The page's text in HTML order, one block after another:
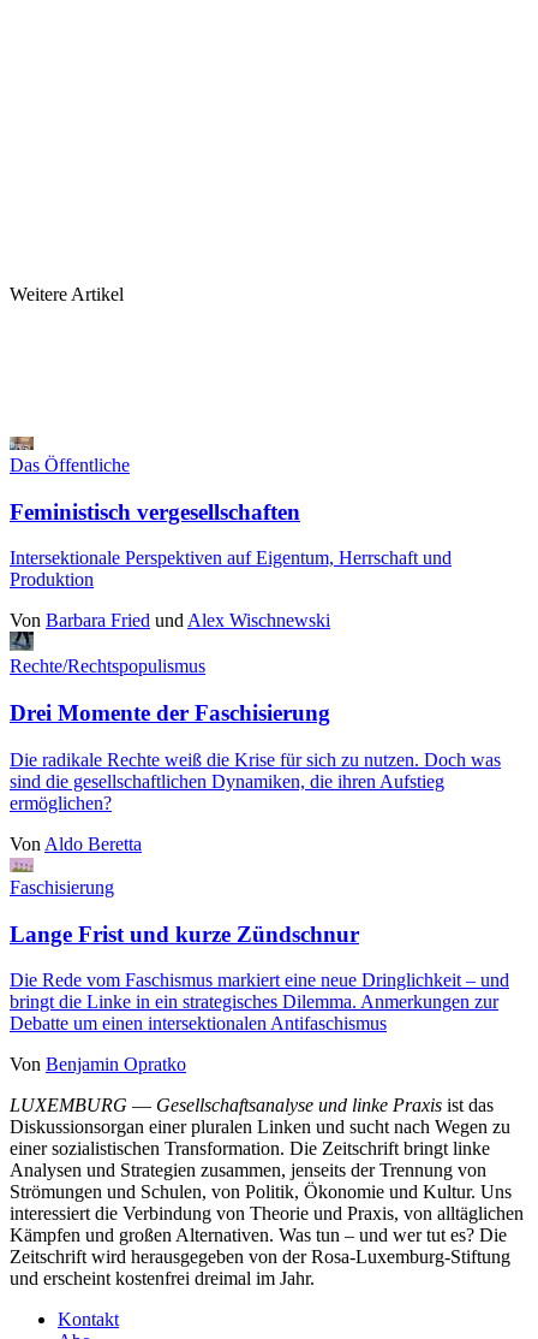
Weitere Artikel
Das Öffentliche
Feministisch vergesellschaften
Intersektionale Perspektiven auf Eigentum, Herrschaft und
Produktion
Von Barbara Fried undAlex Wischnewski
Rechte/Rechtspopulismus
Drei Momente der Faschisierung
Die radikale Rechte weiß die Krise für sich zu nutzen. Doch was
sind die gesellschaftlichen Dynamiken, die ihren Aufstieg
ermöglichen?
Von Aldo Beretta
Faschisierung
Lange Frist und kurze Zündschnur
Die Rede vom Faschismus markiert eine neue Dringlichkeit – und
bringt die Linke in ein strategisches Dilemma. Anmerkungen zur
Debatte um einen intersektionalen Antifaschismus
Von Benjamin Opratko
LUXEMBURG — Gesellschaftsanalyse und linke Praxis ist das
Diskussionsorgan einer pluralen Linken und sucht nach Wegen zu
einer sozialistischen Transformation. Die Zeitschrift bringt linke
Analysen und Strategien zusammen, jenseits der Trennung von
Strömungen und Schulen, von Politik, Ökonomie und Kultur. Uns
interessiert die Verbindung von Theorie und Praxis, von alltäglichen
Kämpfen und großen Alternativen. Was tun – und wer tut es? Die
Zeitschrift wird herausgegeben von der Rosa-Luxemburg-Stiftung
und erscheint kostenfrei dreimal im Jahr.
Kontakt